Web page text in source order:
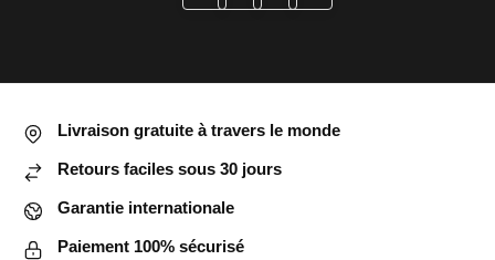
choisies
sur
page
du
Livraison gratuite à travers le monde
Retours faciles sous 30 jours
Garantie internationale
Paiement 100% sécurisé